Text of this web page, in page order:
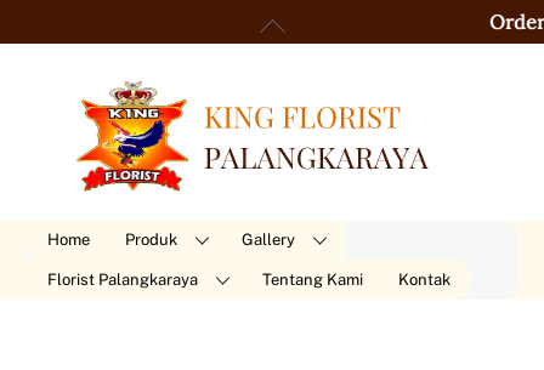
to
Order 24
Home Produk Gallery
Florist Palangkaraya Tentang Kami Kontak
Back
To